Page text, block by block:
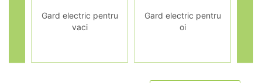
Gard electric pentru
vaci
Gard electric pentru
oi